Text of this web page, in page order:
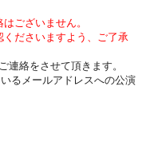
ございません。
ださいますよう、ご了承
連絡をさせて頂きます。
るメールアドレスへの公演